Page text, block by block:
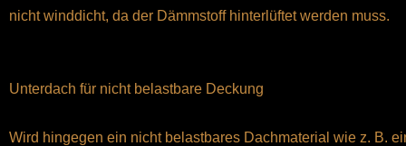
nicht winddicht, da der Dämmstoff hinterlüftet werden muss.
Unterdach für nicht belastbare Deckung
Wird hingegen ein nicht belastbares Dachmaterial wie z. B.